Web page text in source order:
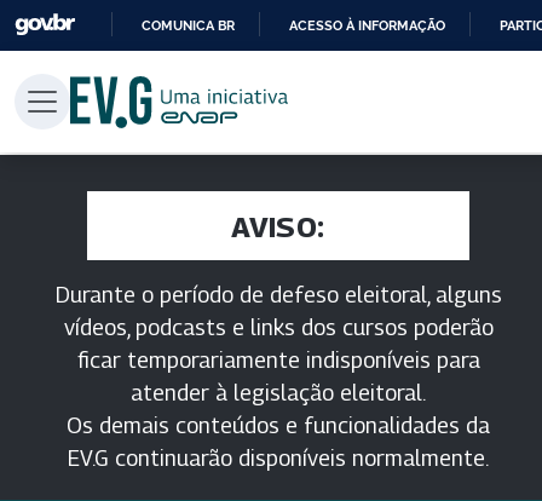
PARA
CONTEÚDO
COMUNICA BR ACESSO À INFORMAÇÃO
AVISO:
Durante o período de defeso eleitoral, alguns
vídeos, podcasts e links dos cursos poderão
ficar temporariamente indisponíveis para
atender à legislação eleitoral.
Os demais conteúdos e funcionalidades da
EV.G continuarão disponíveis normalmente.